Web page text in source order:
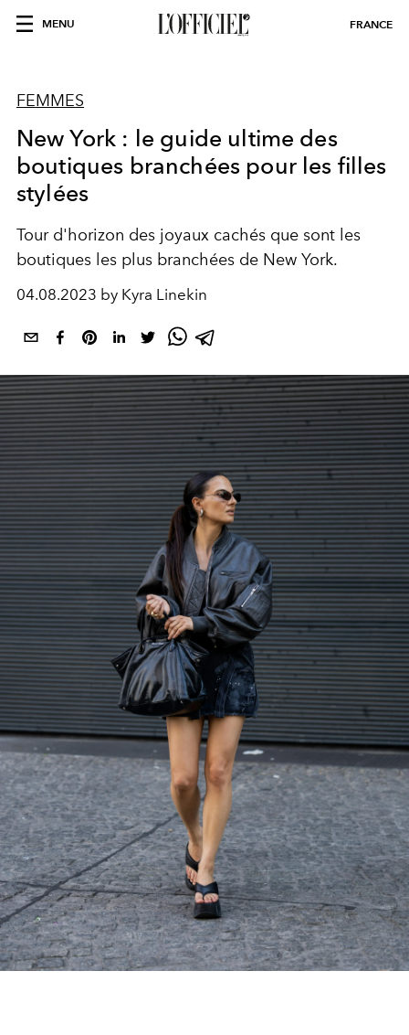
MENU FRANCE
FEMMES
New York : le guide ultime des
boutiques branchées pour les filles
stylées
Tour d'horizon des joyaux cachés que sont les
boutiques les plus branchées de New York.
04.08.2023 by Kyra Linekin